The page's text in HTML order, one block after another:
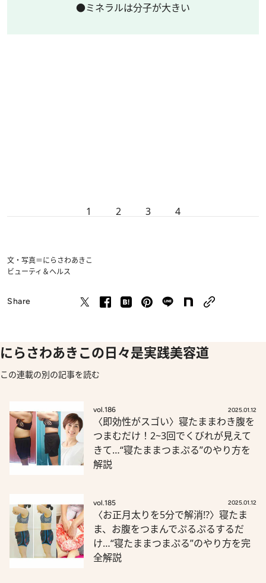
●ミネラルは分子が大きい
1 2 3 4
文・写真＝にらさわあきこ
ビューティ＆ヘルス
Share
にらさわあきこの日々是実践美容道
この連載の別の記事を読む
vol.186 2025.01.12
〈即効性がスゴい〉寝たままわき腹を
つまむだけ！2~3回でくびれが見えて
きて…“寝たままつまぷる”のやり方を
解説
vol.185 2025.01.12
〈お正月太りを5分で解消!?〉寝たま
ま、お腹をつまんでぷるぷるするだ
け…“寝たままつまぷる”のやり方を完
全解説